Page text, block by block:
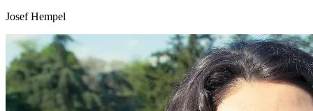
Josef Hempel